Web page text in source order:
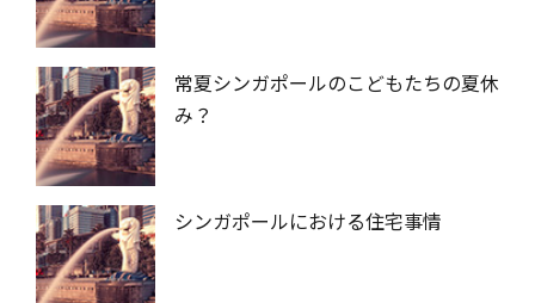
常夏シンガポールのこどもたちの夏休
み？
シンガポールにおける住宅事情